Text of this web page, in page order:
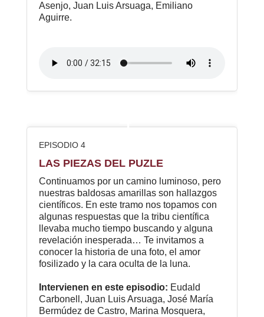
Asenjo, Juan Luis Arsuaga, Emiliano
Aguirre.
EPISODIO 4
LAS PIEZAS DEL PUZLE
Continuamos por un camino luminoso, pero
nuestras baldosas amarillas son hallazgos
científicos. En este tramo nos topamos con
algunas respuestas que la tribu científica
llevaba mucho tiempo buscando y alguna
revelación inesperada… Te invitamos a
conocer la historia de una foto, el amor
fosilizado y la cara oculta de la luna.
Intervienen en este episodio: Eudald
Carbonell, Juan Luis Arsuaga, José María
Bermúdez de Castro, Marina Mosquera,